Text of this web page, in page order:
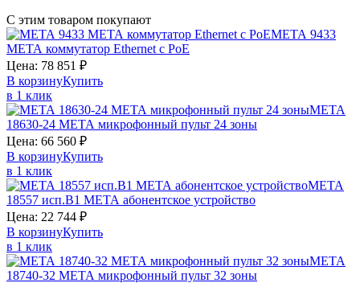
С этим товаром покупают
МЕТА 9433
МЕТА коммутатор Ethernet c PoE
Цена: 78 851 ₽
В корзинуКупить
в 1 клик
МЕТА
18630-24 МЕТА микрофонный пульт 24 зоны
Цена: 66 560 ₽
В корзинуКупить
в 1 клик
МЕТА
18557 исп.В1 МЕТА абонентское устройство
Цена: 22 744 ₽
В корзинуКупить
в 1 клик
МЕТА
18740-32 МЕТА микрофонный пульт 32 зоны